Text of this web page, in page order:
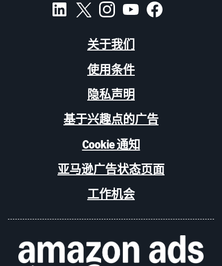
关于我们
使用条件
隐私声明
基于兴趣点的广告
Cookie 通知
亚马逊广告状态页面
工作机会